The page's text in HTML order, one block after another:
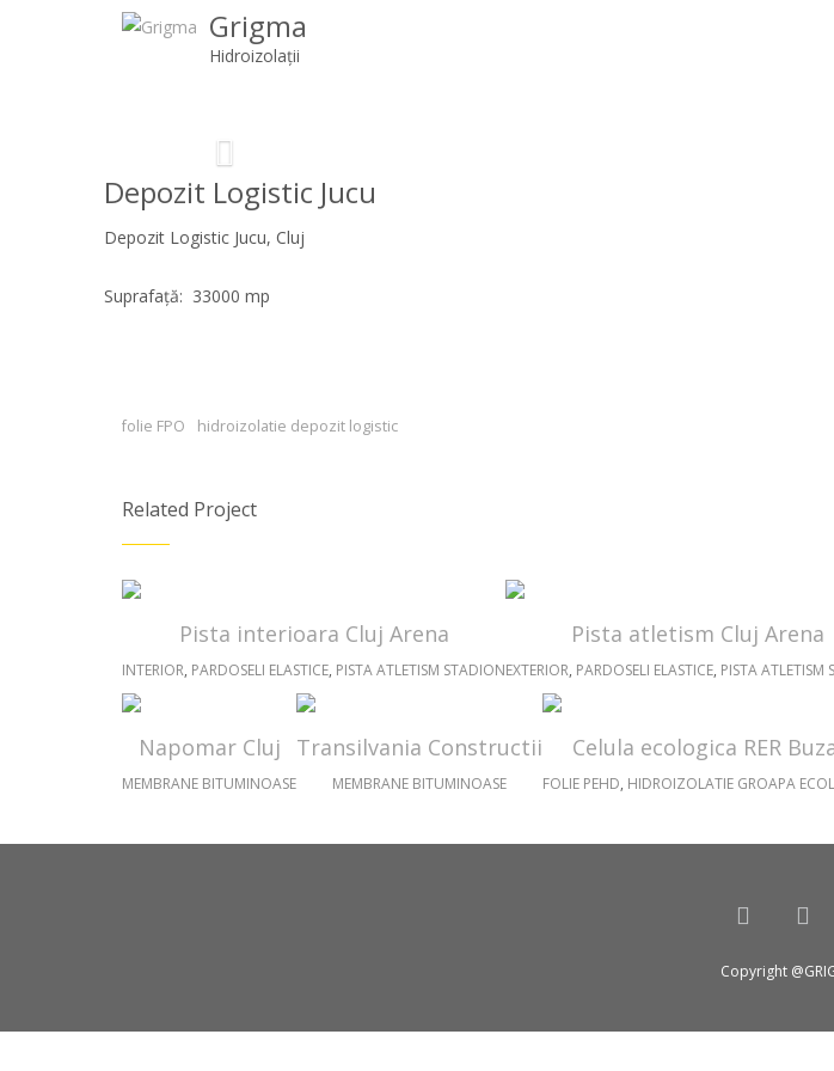
Grigma
Hidroizolații
Previous
Depozit Logistic Jucu
Depozit Logistic Jucu, Cluj
Suprafață: 33000 mp
folie FPO hidroizolatie depozit logistic
Related Project
Pista interioara Cluj Arena
INTERIOR, PARDOSELI ELASTICE, PISTA ATLETISM STADION
Pista atletism Cluj Arena
EXTERIOR, PARDOSELI ELASTICE, PISTA ATLETISM
Napomar Cluj
MEMBRANE BITUMINOASE
Transilvania Constructii
MEMBRANE BITUMINOASE
Celula ecologica RER
FOLIE PEHD, HIDROIZOLATIE GROAPA
Copyright